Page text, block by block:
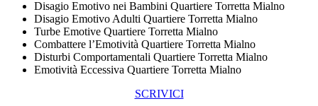
Disagio Emotivo nei Bambini Quartiere Torretta Mialno
Disagio Emotivo Adulti Quartiere Torretta Mialno
Turbe Emotive Quartiere Torretta Mialno
Combattere l’Emotività Quartiere Torretta Mialno
Disturbi Comportamentali Quartiere Torretta Mialno
Emotività Eccessiva Quartiere Torretta Mialno
SCRIVICI